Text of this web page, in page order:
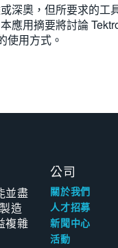
深奧，但所要求的
應用摘要將討論
使用方式。
並盡
造
複雜
公司
關於我們
人才招募
新聞中心
活動